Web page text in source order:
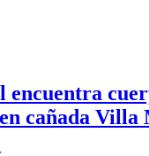
encuentra
cañada Villa